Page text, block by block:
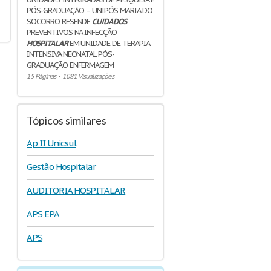
PÓS-GRADUAÇÃO – UNIPÓS MARIA DO
SOCORRO RESENDECUIDADOS
PREVENTIVOS NA INFECÇÃO
HOSPITALAREM UNIDADE DE TERAPIA
INTENSIVA NEONATAL PÓS-
GRADUAÇÃO ENFERMAGEM
15 Páginas• 1081 Visualizações
Tópicos similares
Ap II Unicsul
Gestão Hospitalar
AUDITORIA HOSPITALAR
APS EPA
APS